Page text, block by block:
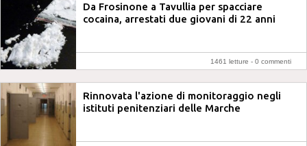
Da Frosinone a Tavullia per spacciare
cocaina, arrestati due giovani di 22 anni
1461 letture - 0 commenti
Rinnovata l'azione di monitoraggio negli
istituti penitenziari delle Marche